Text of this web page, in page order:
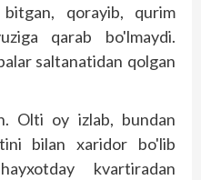
qorayib, qurim
qarab bo'lmaydi.
saltanatidan qol­­gan
Olti oy izlab, bundan
bilan xaridor bo'lib
kvartiradan